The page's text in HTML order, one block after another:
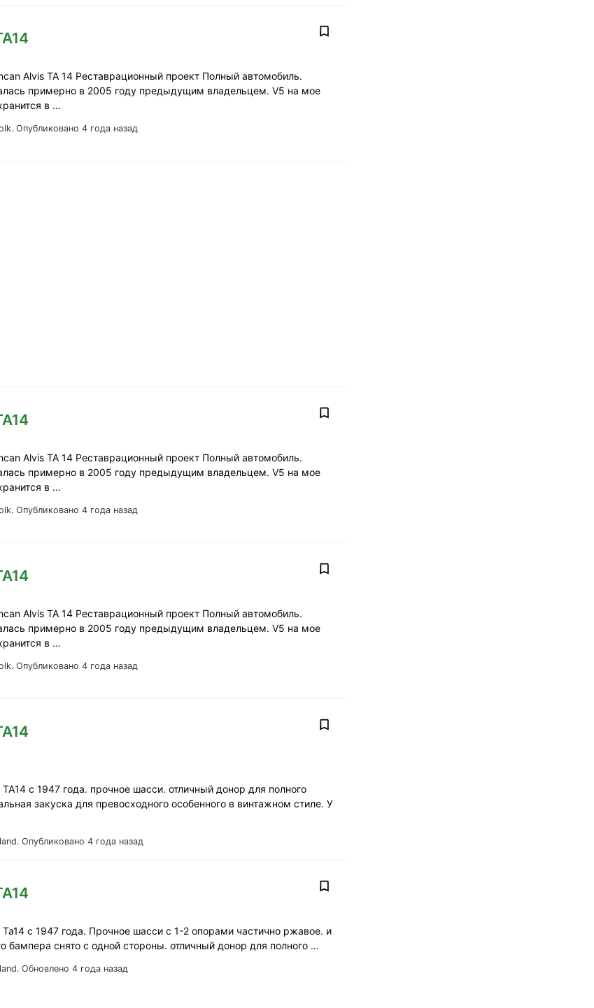
Опубликовано 4 года назад
Alvis TA 14 Реставрационный проект Полный автомобиль.
примерно в 2005 году предыдущим владельцем. V5 на мое
в …
Опубликовано 4 года назад
Alvis TA 14 Реставрационный проект Полный автомобиль.
примерно в 2005 году предыдущим владельцем. V5 на мое
в …
Опубликовано 4 года назад
Alvis TA 14 Реставрационный проект Полный автомобиль.
примерно в 2005 году предыдущим владельцем. V5 на мое
в …
Опубликовано 4 года назад
с 1947 года. прочное шасси. отличный донор для полного
закуска для превосходного особенного в винтажном стиле. У
Обновлено 4 года назад
с 1947 года. Прочное шасси с 1-2 опорами частично ржавое. и
бампера снято с одной стороны. отличный донор для полного …